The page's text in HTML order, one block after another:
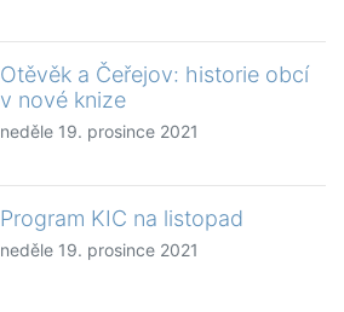
Otěvěk a Čeřejov: historie obcí
v nové knize
neděle 19. prosince 2021
Program KIC na listopad
neděle 19. prosince 2021